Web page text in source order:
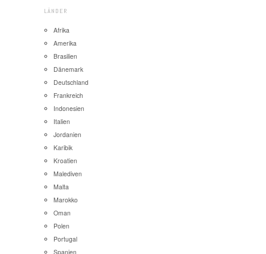
LÄNDER
Afrika
Amerika
Brasilien
Dänemark
Deutschland
Frankreich
Indonesien
Italien
Jordanien
Karibik
Kroatien
Malediven
Malta
Marokko
Oman
Polen
Portugal
Spanien